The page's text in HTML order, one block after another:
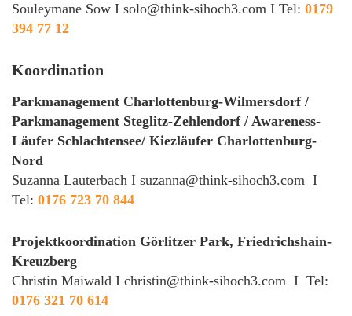
Souleymane Sow I solo@think-sihoch3.com I Tel: 0179
394 77 12
Koordination
Parkmanagement Charlottenburg-Wilmersdorf /
Parkmanagement Steglitz-Zehlendorf / Awareness-
Läufer Schlachtensee/ Kiezläufer Charlottenburg-
Nord
Suzanna Lauterbach I suzanna@think-sihoch3.com I
Tel: 0176 723 70 844
Projektkoordination Görlitzer Park, Friedrichshain-
Kreuzberg
Christin Maiwald I christin@think-sihoch3.com I Tel:
0176 321 70 614